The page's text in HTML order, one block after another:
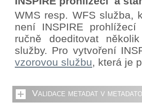
WMS resp. WFS služba,
není INSPIRE
ručně doeditovat
služby. Pro vytvoření
vzorovou službu, která je
Validace metadat v